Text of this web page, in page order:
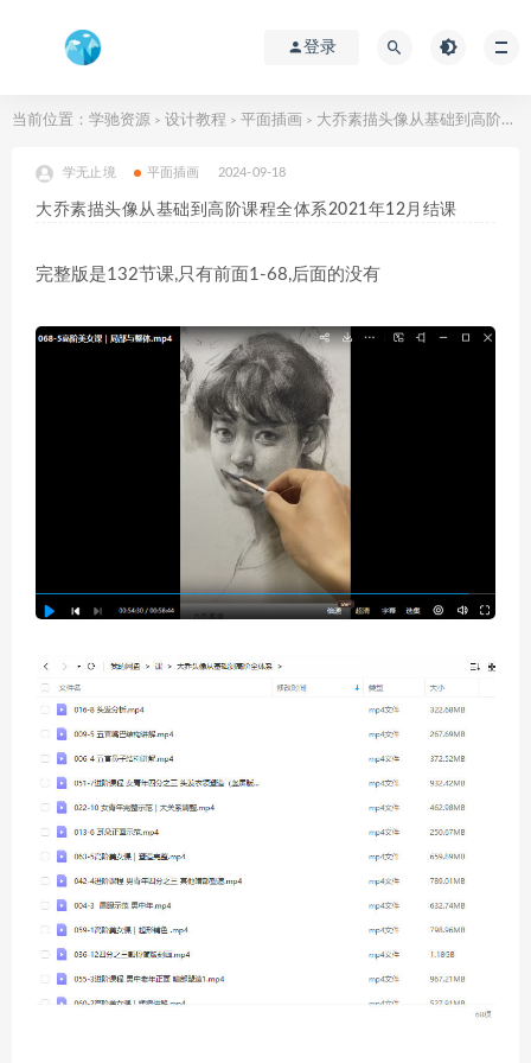
登录
当前位置： 学驰资源 > 设计教程 > 平面插画 > 大乔素描头像从基础到高阶课程全体系2021年12月结课
学无止境 平面插画 2024-09-18
大乔素描头像从基础到高阶课程全体系2021年12月结课
完整版是132节课,只有前面1-68,后面的没有